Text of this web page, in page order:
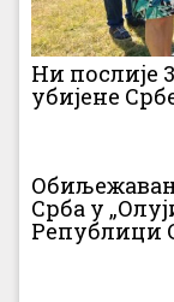
Ни послије
убијене
Срба у
Републици